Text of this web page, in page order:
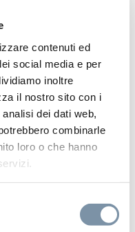
contenuti ed
social media e per
inoltre
il nostro sito con i
dei dati web,
combinarle
loro o che hanno